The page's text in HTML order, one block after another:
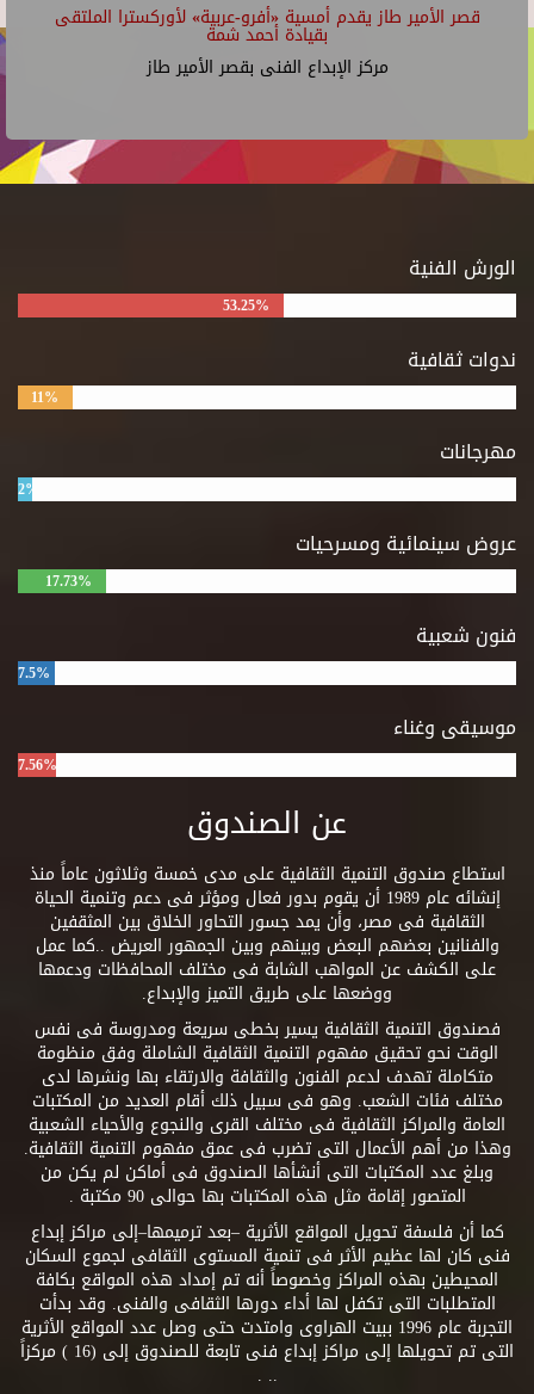
قصر الأمير طاز يقدم أمسية «أفرو-عربية» لأوركسترا الملتقى
بقيادة أحمد شمة
مركز الإبداع الفنى بقصر الأمير طاز
الورش الفنية
53.25%
ندوات ثقافية
11%
مهرجانات
2%
عروض سينمائية ومسرحيات
17.73%
فنون شعبية
7.5%
موسيقى وغناء
7.56%
عن الصندوق
استطاع صندوق التنمية الثقافية على مدى خمسة وثلاثون عاماً منذ
إنشائه عام 1989 أن يقوم بدور فعال ومؤثر فى دعم وتنمية الحياة
الثقافية فى مصر، وأن يمد جسور التحاور الخلاق بين المثقفين
والفنانين بعضهم البعض وبينهم وبين الجمهور العريض ..كما عمل
على الكشف عن المواهب الشابة فى مختلف المحافظات ودعمها
ووضعها على طريق التميز والإبداع.
فصندوق التنمية الثقافية يسير بخطى سريعة ومدروسة فى نفس
الوقت نحو تحقيق مفهوم التنمية الثقافية الشاملة وفق منظومة
متكاملة تهدف لدعم الفنون والثقافة والارتقاء بها ونشرها لدى
مختلف فئات الشعب. وهو فى سبيل ذلك أقام العديد من المكتبات
العامة والمراكز الثقافية فى مختلف القرى والنجوع والأحياء الشعبية
وهذا من أهم الأعمال التى تضرب فى عمق مفهوم التنمية الثقافية.
وبلغ عدد المكتبات التى أنشأها الصندوق فى أماكن لم يكن من
المتصور إقامة مثل هذه المكتبات بها حوالى 90 مكتبة .
كما أن فلسفة تحويل المواقع الأثرية –بعد ترميمها–إلى مراكز إبداع
فنى كان لها عظيم الأثر فى تنمية المستوى الثقافى لجموع السكان
المحيطين بهذه المراكز وخصوصاً أنه تم إمداد هذه المواقع بكافة
المتطلبات التى تكفل لها أداء دورها الثقافى والفنى. وقد بدأت
التجربة عام 1996 ببيت الهراوى وامتدت حتى وصل عدد المواقع الأثرية
التى تم تحويلها إلى مراكز إبداع فنى تابعة للصندوق إلى (16 ) مركزاً
.. .